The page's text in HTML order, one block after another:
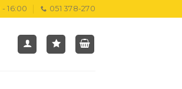
16:00 051 378-270